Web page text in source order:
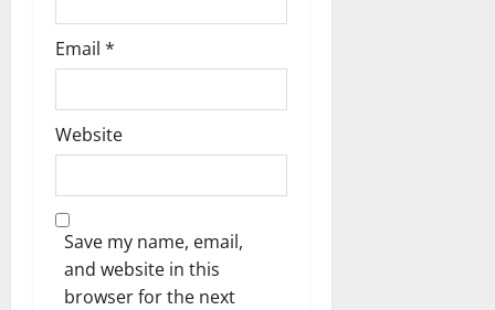
Email *
Website
Save my name, email,
and website in this
browser for the next